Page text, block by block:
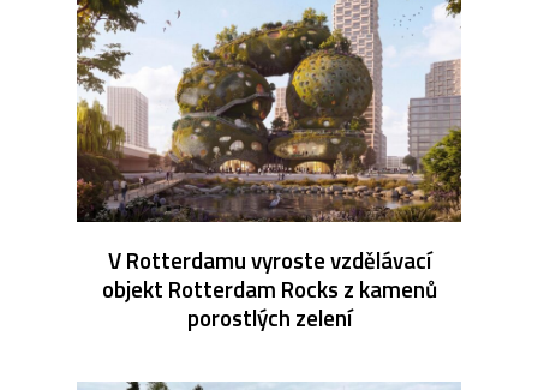
V Rotterdamu vyroste vzdělávací
objekt Rotterdam Rocks z kamenů
porostlých zelení